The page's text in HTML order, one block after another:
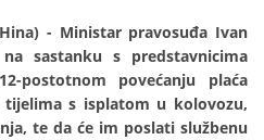
- Ministar pravosuđa Ivan
sastanku s predstavnicima
postotnom povećanju plaća
s isplatom u kolovozu,
te da će im poslati službenu